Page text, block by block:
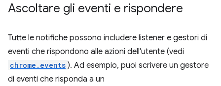
Ascoltare gli eventi e rispondere
Tutte le notifiche possono includere listener e gestori di
eventi che rispondono alle azioni dell'utente (vedi
chrome.events ). Ad esempio, puoi scrivere un gestore
di eventi che risponda a un